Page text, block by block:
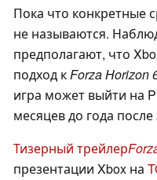
Пока что конкретные
не называются.
предполагают, что
подход кForza Horizon
игра может выйти на
месяцев до года после
Тизерный трейлер
презентации Xbox на